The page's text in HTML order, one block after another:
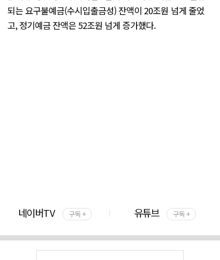
되는 요구불예금(수시입출금성) 잔액이 20조원 넘게 줄었
고, 정기예금 잔액은 52조원 넘게 증가했다.
네이버TV 구독 + 유튜브 구독 +